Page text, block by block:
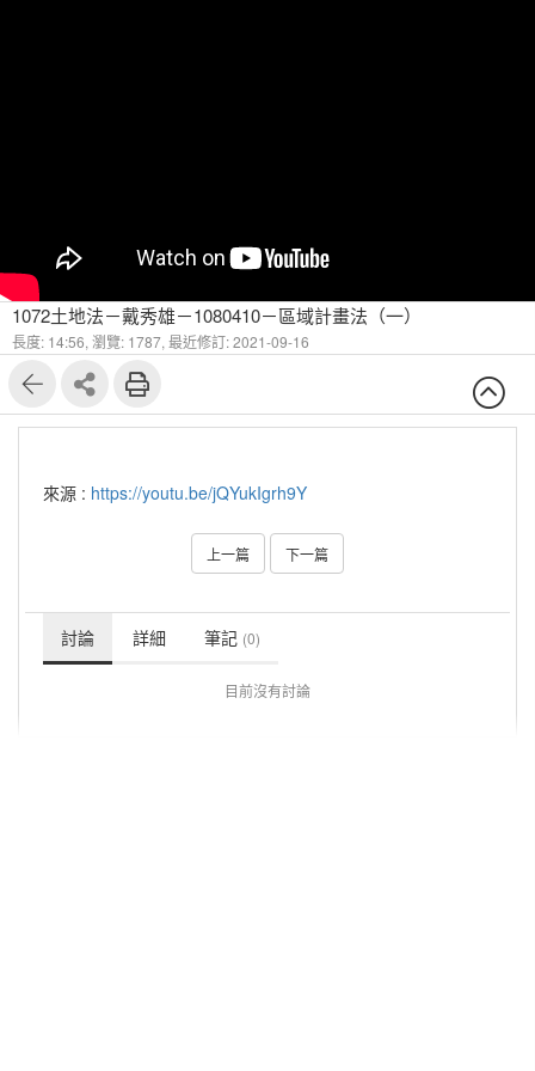
1072土地法－戴秀雄－1080410－區域計畫法（一）
長度: 14:56, 瀏覽: 1787, 最近修訂: 2021-09-16
來源 : https://youtu.be/jQYukIgrh9Y
上一篇 下一篇
討論 詳細 筆記 (0)
目前沒有討論